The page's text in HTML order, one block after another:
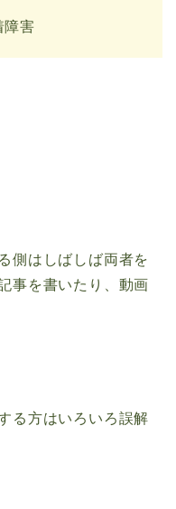
障害
側はしばしば両者を
事を書いたり、動画
る方はいろいろ誤解